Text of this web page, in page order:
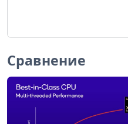
Сравнение